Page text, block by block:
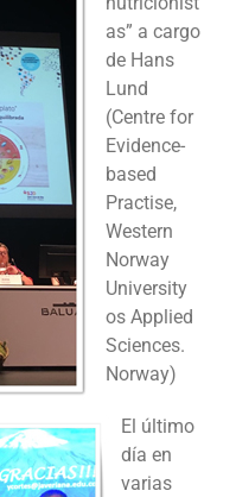
as” a cargo
de Hans
Lund
(Centre for
Evidence-
based
Practise,
Western
Norway
University
os Applied
Sciences.
Norway)
El último
día en
varias